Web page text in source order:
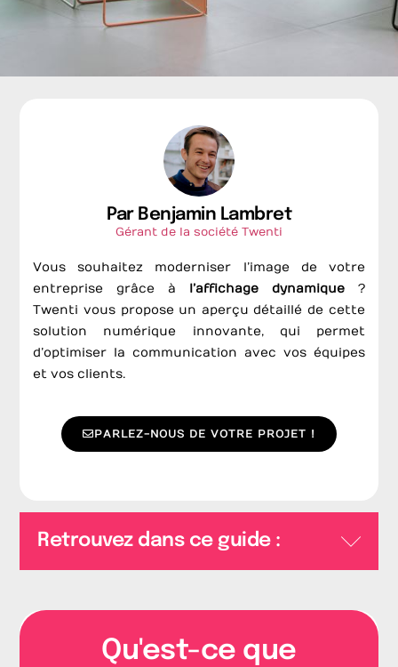
Par Benjamin Lambret
Gérant de la société Twenti
Vous souhaitez moderniser l’image de votre
entreprise grâce à l’affichage dynamique?
Twenti vous propose un aperçu détaillé de cette
solution numérique innovante, qui permet
d’optimiser la communication avec vos équipes
et vos clients.
PARLEZ-NOUS DE VOTRE PROJET !
Retrouvez dans ce guide :
Qu'est-ce que